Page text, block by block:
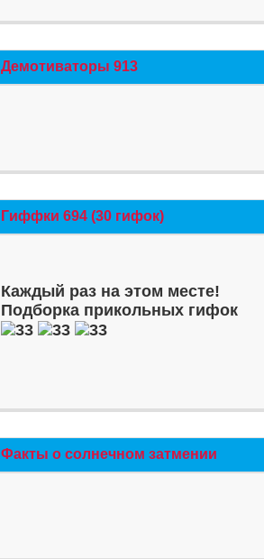
Демотиваторы 913
Гиффки 694 (30 гифок)
Каждый раз на этом месте!
Подборка прикольных гифок
Факты о солнечном затмении